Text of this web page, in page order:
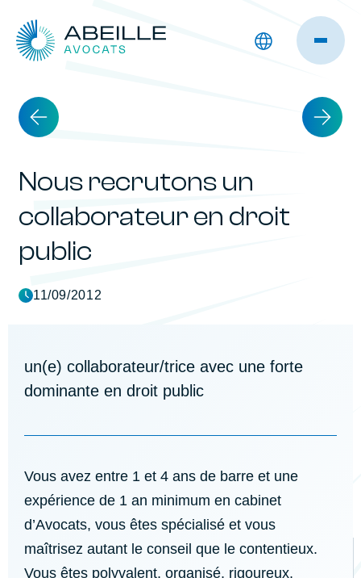
Nous recrutons un
collaborateur en droit
public
11/09/2012
un(e) collaborateur/trice avec une forte
dominante en droit public
Vous avez entre 1 et 4 ans de barre et une
expérience de 1 an minimum en cabinet
d’Avocats, vous êtes spécialisé et vous
maîtrisez autant le conseil que le contentieux.
Vous êtes polyvalent, organisé, rigoureux,